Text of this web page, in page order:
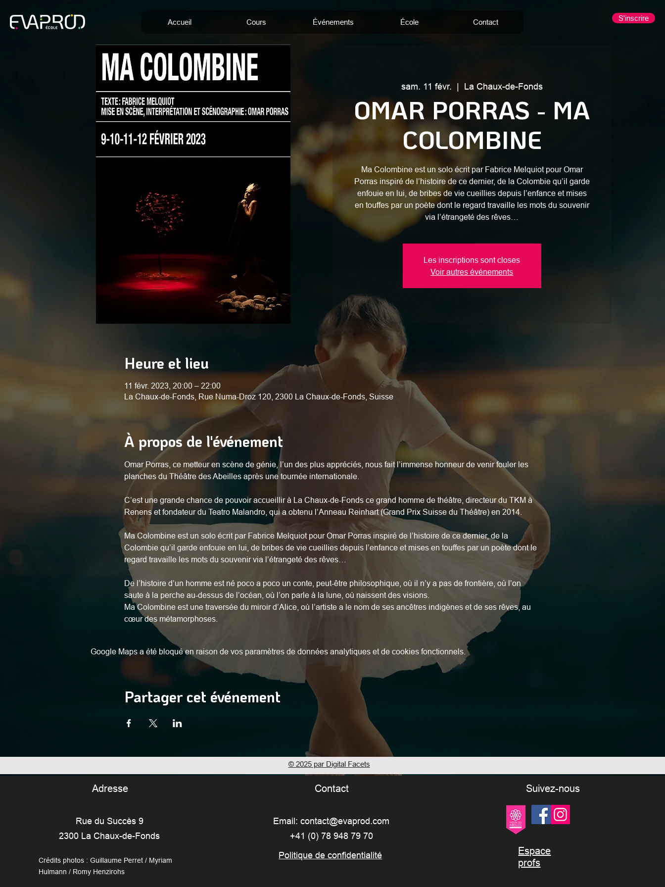
S'inscrire
Accueil Cours Événements École Contact
sam. 11 févr.
  |
La Chaux-de-Fonds
OMAR PORRAS - MA
COLOMBINE
Ma Colombine est un solo écrit par Fabrice Melquiot pour Omar
Porras inspiré de l’histoire de ce dernier, de la Colombie qu’il garde
enfouie en lui, de bribes de vie cueillies depuis l’enfance et mises
en touffes par un poète dont le regard travaille les mots du souvenir
via l’étrangeté des rêves…
Les inscriptions sont closes
Voir autres événements
Heure et lieu
11 févr. 2023, 20:00 – 22:00
La Chaux-de-Fonds, Rue Numa-Droz 120, 2300 La Chaux-de-Fonds, Suisse
À propos de l'événement
Omar Porras, ce metteur en scène de génie, l’un des plus appréciés, nous fait l’immense honneur de venir fouler les
planches du Théâtre des Abeilles après une tournée internationale.
C’est une grande chance de pouvoir accueillir à La Chaux-de-Fonds ce grand homme de théâtre, directeur du TKM à
Renens et fondateur du Teatro Malandro, qui a obtenu l’Anneau Reinhart (Grand Prix Suisse du Théâtre) en 2014.
Ma Colombine est un solo écrit par Fabrice Melquiot pour Omar Porras inspiré de l’histoire de ce dernier, de la
Colombie qu’il garde enfouie en lui, de bribes de vie cueillies depuis l’enfance et mises en touffes par un poète dont le
regard travaille les mots du souvenir via l’étrangeté des rêves…
De l’histoire d’un homme est né poco a poco un conte, peut-être philosophique, où il n’y a pas de frontière, où l’on
saute à la perche au-dessus de l’océan, où l’on parle à la lune, où naissent des visions.
Ma Colombine est une traversée du miroir d’Alice, où l’artiste a le nom de ses ancêtres indigènes et de ses rêves, au
cœur des métamorphoses.
Google Maps a été bloqué en raison de vos paramètres de données analytiques et de cookies fonctionnels.
Partager cet événement
© 2025 par Digital Facets
Adresse
Rue du Succès 9
2300 La Chaux-de-Fonds
Crédits photos : Guillaume Perret / Myriam
Hulmann / Romy Henzirohs
Contact
Email:contact@evaprod.com
+41 (0) 78 948 79 70
Politique de confidentialité
Suivez-nous
Espace
profs